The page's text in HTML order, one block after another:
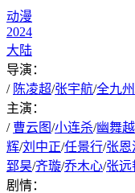
动漫
2024
大陆
导演：
/ 陈凌超/张宇航/全九州
主演：
/ 曹云图/小连杀/幽舞
辉/刘中正/任景行/张恩
郅昊/齐璇/乔木心/张远
剧情：